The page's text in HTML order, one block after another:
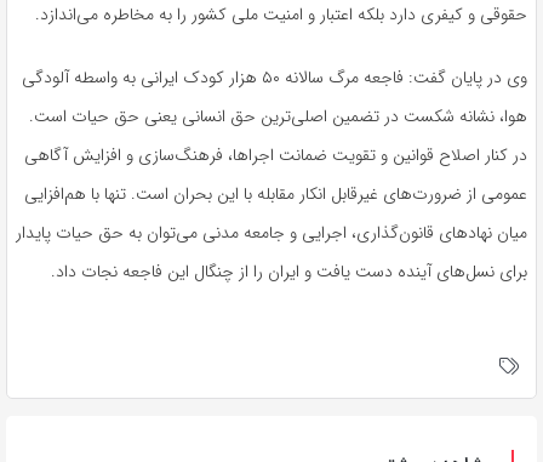
حقوقی و کیفری دارد بلکه اعتبار و امنیت ملی کشور را به مخاطره می‌اندازد.
وی در پایان گفت: فاجعه مرگ سالانه ۵۰ هزار کودک ایرانی به واسطه آلودگی
هوا، نشانه شکست در تضمین اصلی‌ترین حق انسانی یعنی حق حیات است.
در کنار اصلاح قوانین و تقویت ضمانت اجراها، فرهنگ‌سازی و افزایش آگاهی
عمومی از ضرورت‌های غیرقابل انکار مقابله با این بحران است. تنها با هم‌افزایی
میان نهادهای قانون‌گذاری، اجرایی و جامعه مدنی می‌توان به حق حیات پایدار
برای نسل‌های آینده دست یافت و ایران را از چنگال این فاجعه نجات داد.